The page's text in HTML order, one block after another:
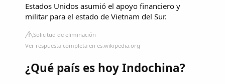
Estados Unidos asumió el apoyo financiero y
militar para el estado de Vietnam del Sur.
Solicitud de eliminación
Ver respuesta completa en es.wikipedia.org
¿Qué país es hoy Indochina?